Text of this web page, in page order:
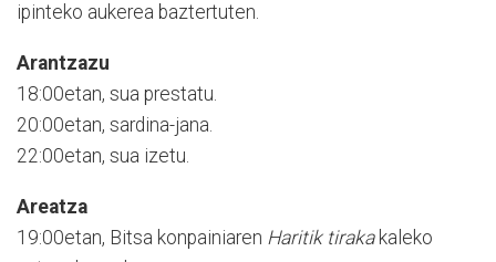
ipinteko aukerea baztertuten.
Arantzazu
18:00etan, sua prestatu.
20:00etan, sardina-jana.
22:00etan, sua izetu.
Areatza
19:00etan, Bitsa konpainiaren Haritik tirakakaleko